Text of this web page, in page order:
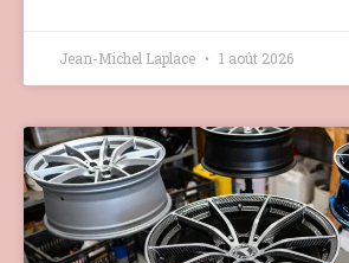
Jean-Michel Laplace 1 août 2026